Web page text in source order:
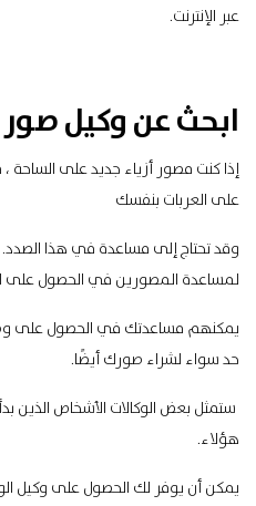
عبر الإنترنت.
ابحث عن وكيل صور
إذا كنت مصور أزياء جديد على الساحة
على العربات بنفسك
وقد تحتاج إلى مساعدة في هذا
لمساعدة المصورين في الحصول على
يمكنهم مساعدتك في الحصول على
حد سواء لشراء صورك أيضًا.
ستمثل بعض الوكالات الأشخاص الذين
هؤلاء.
يمكن أن يوفر لك الحصول على وكيل